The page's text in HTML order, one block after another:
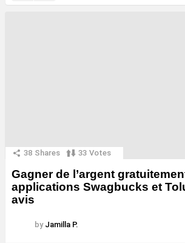
38 Shares 33 Votes
Gagner de l’argent
applications Swagbucks et
avis
by Jamilla P.